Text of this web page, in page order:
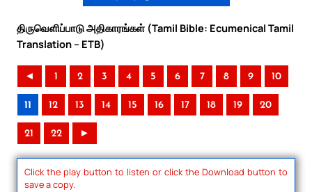
திருவெளிப்பாடு அதிகாரங்கள் (Tamil Bible: Ecumenical Tamil
Translation – ETB)
◄ 1 2 3 4 5 6 7 8 9 10
11 12 13 14 15 16 17 18 19 20
21 22 ►
Click the play button to listen or click the Download button to
save a copy.